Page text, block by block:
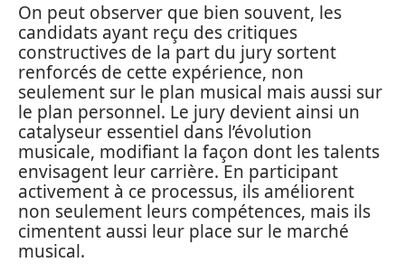
On peut observer que bien souvent, les
candidats ayant reçu des critiques
constructives de la part du jury sortent
renforcés de cette expérience, non
seulement sur le plan musical mais aussi sur
le plan personnel. Le jury devient ainsi un
catalyseur essentiel dans l’évolution
musicale, modifiant la façon dont les talents
envisagent leur carrière. En participant
activement à ce processus, ils améliorent
non seulement leurs compétences, mais ils
cimentent aussi leur place sur le marché
musical.